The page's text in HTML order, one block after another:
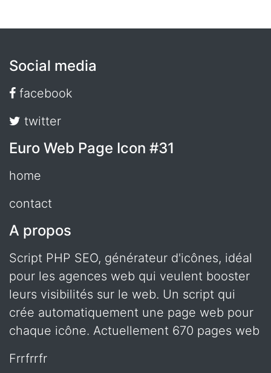
Social media
facebook
twitter
Euro Web Page Icon #31
home
contact
A propos
Script PHP SEO, générateur d'icônes, idéal
pour les agences web qui veulent booster
leurs visibilités sur le web. Un script qui
crée automatiquement une page web pour
chaque icône. Actuellement 670 pages web
frrfrrfr